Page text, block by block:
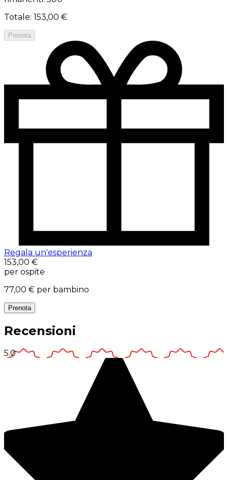
Totale: 153,00 €
Prenota
Regala un'esperienza
153,00 €
per ospite
77,00 € per bambino
Prenota
Recensioni
5.0